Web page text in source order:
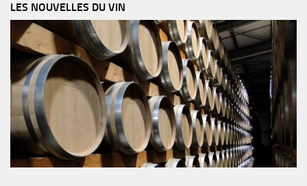
LES NOUVELLES DU VIN